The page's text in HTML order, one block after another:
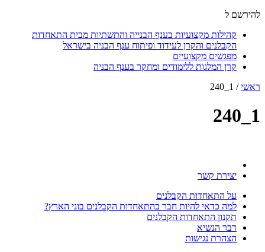
להירשם ל
קהילות מקצועיות בענף הבנייה והתשתיות מבית התאחדות
הקבלנים והקרן לעידוד ופיתוח ענף הבניה בישראל
מפגשים מקצועיים
קרן המלגות ללימודים ומחקר בענף הבניה
ראשי/
1_240
1_240
יצירת קשר
על התאחדות הקבלנים
למה כדאי להיות חבר בהתאחדות הקבלנים בוני הארץ?
תקנון התאחדות הקבלנים
דבר הנשיא
הצהרת נגישות